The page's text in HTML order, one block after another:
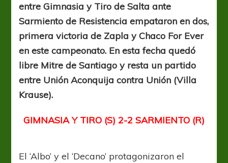
tercera
fecha
entre Gimnasia y Tiro de Salta ante
Sarmiento de Resistencia empataron en dos,
primera victoria de Zapla y Chaco For Ever
en este campeonato. En esta fecha quedó
libre Mitre de Santiago y resta un partido
entre Unión Aconquija contra Unión (Villa
Krause).
GIMNASIA Y TIRO (S) 2-2 SARMIENTO (R)
El ‘Albo’ y el ‘Decano’ protagonizaron el